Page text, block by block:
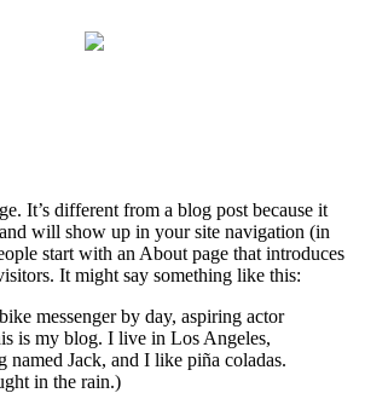
It’s different from a blog post because it
will show up in your site navigation (in
start with an About page that introduces
It might say something like this:
messenger by day, aspiring actor
is my blog. I live in Los Angeles,
named Jack, and I like piña coladas.
in the rain.)